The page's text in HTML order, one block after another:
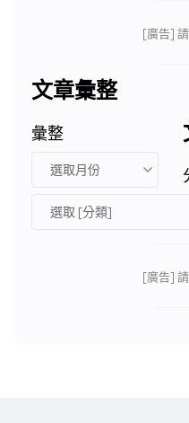
[廣告]
文章彙整
彙整
[廣告]